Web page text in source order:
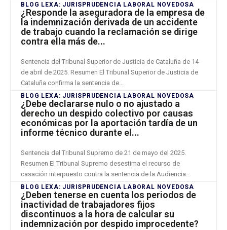
BLOG LEXA: JURISPRUDENCIA LABORAL NOVEDOSA
¿Responde la aseguradora de la empresa de
la indemnización derivada de un accidente
de trabajo cuando la reclamación se dirige
contra ella más de...
Sentencia del Tribunal Superior de Justicia de Cataluña de 14
de abril de 2025. Resumen El Tribunal Superior de Justicia de
Cataluña confirma la sentencia de...
BLOG LEXA: JURISPRUDENCIA LABORAL NOVEDOSA
¿Debe declararse nulo o no ajustado a
derecho un despido colectivo por causas
económicas por la aportación tardía de un
informe técnico durante el...
Sentencia del Tribunal Supremo de 21 de mayo del 2025.
Resumen El Tribunal Supremo desestima el recurso de
casación interpuesto contra la sentencia de la Audiencia...
BLOG LEXA: JURISPRUDENCIA LABORAL NOVEDOSA
¿Deben tenerse en cuenta los periodos de
inactividad de trabajadores fijos
discontinuos a la hora de calcular su
indemnización por despido improcedente?